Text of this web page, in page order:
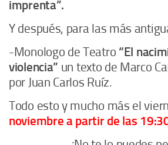
imprenta”.
Y después, para las más
-Monologo de Teatro “El
violencia” un texto de Marco
por Juan Carlos Ruíz.
Todo esto y mucho más el
noviembre a partir de las